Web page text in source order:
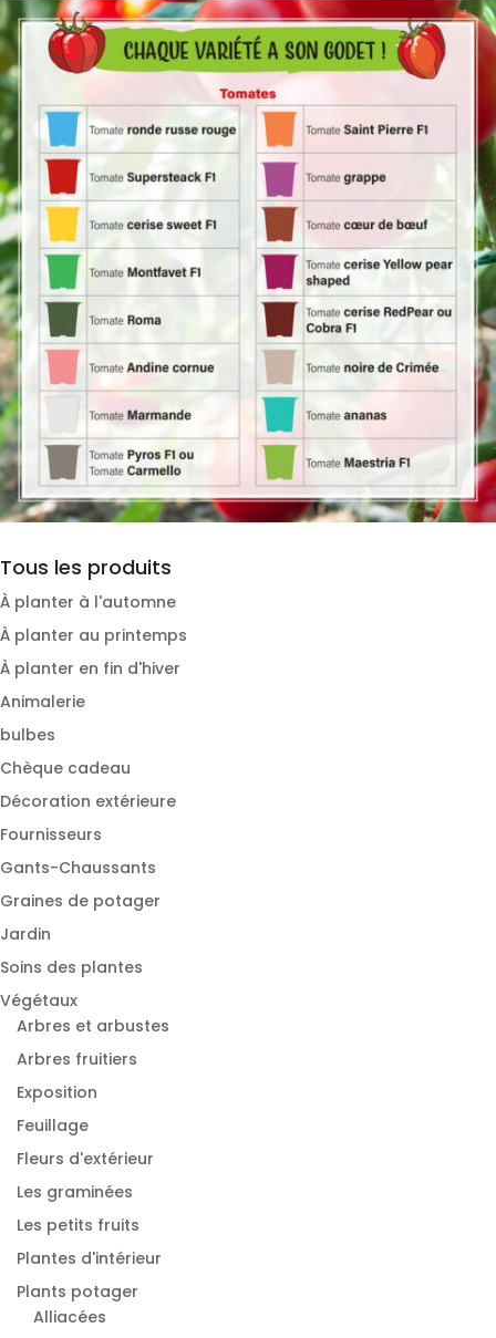
Tous les produits
À planter à l'automne
À planter au printemps
À planter en fin d'hiver
Animalerie
bulbes
Chèque cadeau
Décoration extérieure
Fournisseurs
Gants-Chaussants
Graines de potager
Jardin
Soins des plantes
Végétaux
Arbres et arbustes
Arbres fruitiers
Exposition
Feuillage
Fleurs d'extérieur
Les graminées
Les petits fruits
Plantes d'intérieur
Plants potager
Alliacées